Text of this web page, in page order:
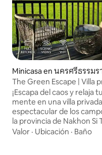
Minicasa en นครศรีธรรมร
The Green Escape | Villa
recámara con vista al
¡Escapa del caos y relaja
mente en una villa
espectacular de los
la provincia de Nakhon Si
Toda la casa está ubicada
Valor · Ubicación · Baño